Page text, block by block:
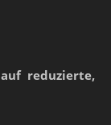
reduzierte,